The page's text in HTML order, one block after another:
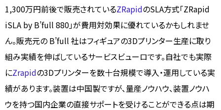
1,300万円前後で販売されているZRapidのSLA方式「ZRapid
iSLA by B’full 880」が費用対効果に優れているかもしれませ
ん。販売元の B’full 社はフィギュアの3Dプリンター生産に取り
組み実績を伸ばしているサービスビューロです。自社でも実際
にZrapidの3Dプリンターを数十台規模で導入・運用している実
績があります。装置は中国製ですが、量産ノウハウ、装置ノウハ
ウを持つ国内企業の直接サポートを受けることができる点は期